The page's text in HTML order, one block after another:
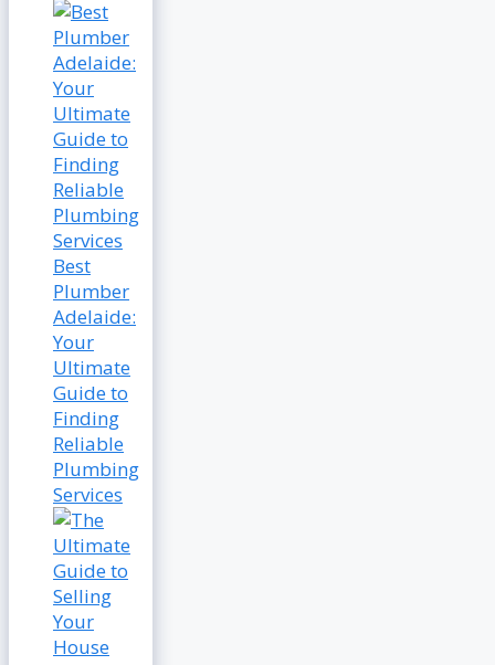
Best
Plumber
Adelaide:
Your
Ultimate
Guide to
Finding
Reliable
Plumbing
Services